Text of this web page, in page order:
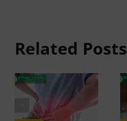
Related Posts
Sering
Kambuh
dan Cara
Atasinya